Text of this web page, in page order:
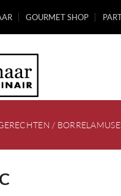
GOURMET SHOP
/